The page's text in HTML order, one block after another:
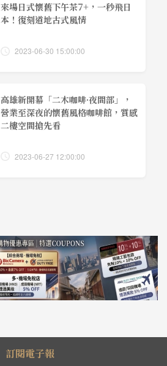
來場日式懷舊下午茶7+，一秒飛日
本！復刻道地古式風情
2023-06-30 15:00:00
高雄新開幕「二木咖啡·夜間部」，
營業至深夜的懷舊風格咖啡館，質感
二樓空間搶先看
2023-06-27 12:00:00
訂閱電子報